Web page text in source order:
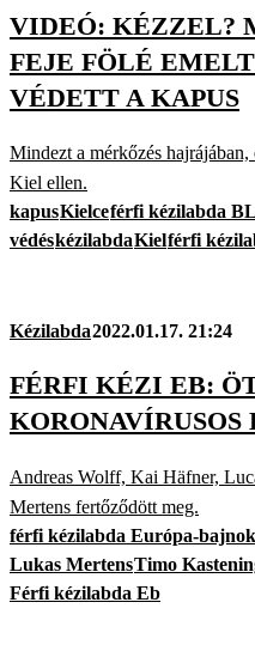
VIDEÓ: KÉZZEL?
FEJE FÖLÉ
VÉDETT A KAPUS
Mindezt a mérkőzés hajrájában,
Kiel ellen.
kapusKielceférfi kézilabda BL
védéskézilabdaKielférfi
Kézilabda2022.01.17. 21:24
FÉRFI KÉZI EB:
KORONAVÍRUSOS
Andreas Wolff, Kai Häfner,
Mertens fertőződött meg.
férfi kézilabda Európa-
Lukas MertensTimo
Férfi kézilabda Eb